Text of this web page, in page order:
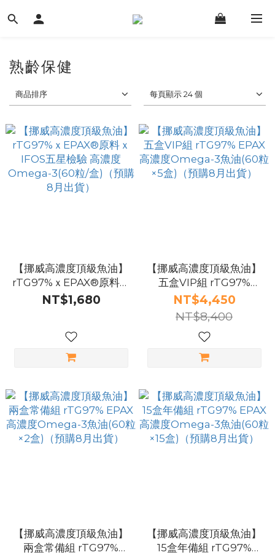
熟齡保健
商品排序 每頁顯示 24 個
【挪威高濃度頂級魚油】
rTG97%ｘEPAX®原料ｘ
IFOS五星檢驗 高濃度
NT$1,680
【挪威高濃度頂級魚油】
五盒VIP組 rTG97%
EPAX高濃度Omega-3魚
油(60粒×5盒)（預購8月
出貨）
NT$4,450
NT$8,400
【挪威高濃度頂級魚油】
兩盒常備組 rTG97%
【挪威高濃度頂級魚油】
15盒年備組 rTG97%